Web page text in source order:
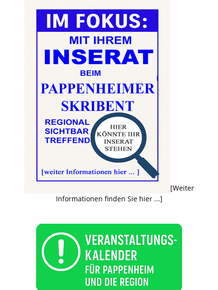
[Weiter
Informationen finden Sie hier ...]